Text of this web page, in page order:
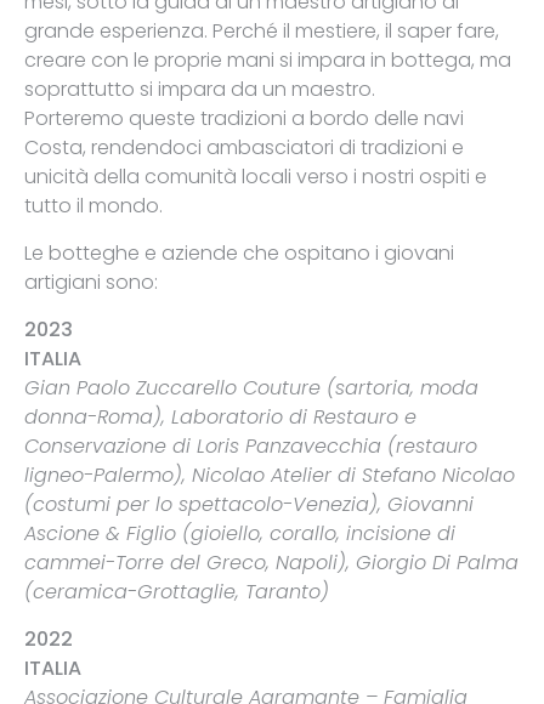
grande esperienza. Perché il mestiere, il saper fare,
creare con le proprie mani si impara in bottega, ma
soprattutto si impara da un maestro.
Porteremo queste tradizioni a bordo delle navi
Costa, rendendoci ambasciatori di tradizioni e
unicità della comunità locali verso i nostri ospiti e
tutto il mondo.
Le botteghe e aziende che ospitano i giovani
artigiani sono:
2023
ITALIA
Gian Paolo Zuccarello Couture (sartoria, moda
donna-Roma), Laboratorio di Restauro e
Conservazione di Loris Panzavecchia (restauro
ligneo-Palermo), Nicolao Atelier di Stefano Nicolao
(costumi per lo spettacolo-Venezia), Giovanni
Ascione & Figlio (gioiello, corallo, incisione di
cammei-Torre del Greco, Napoli), Giorgio Di Palma
(ceramica-Grottaglie, Taranto)
2022
ITALIA
Associazione Culturale Agramante – Famiglia